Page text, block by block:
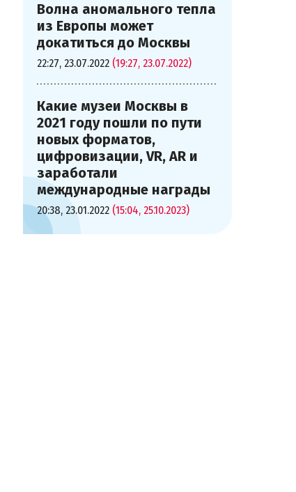
Волна аномального тепла
из Европы может
докатиться до Москвы
22:27, 23.07.2022 (19:27, 23.07.2022)
Какие музеи Москвы в
2021 году пошли по пути
новых форматов,
цифровизации, VR, AR и
заработали
международные награды
20:38, 23.01.2022 (15:04, 25.10.2023)